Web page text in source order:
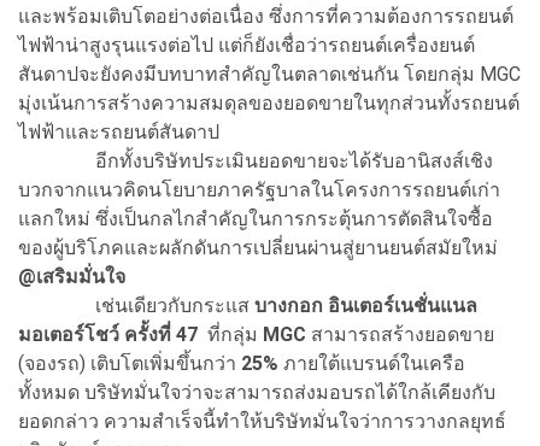
และพร้อมเติบโตอย่างต่อเนื่อง ซึ่งการที่ความต้องการรถยนต์
ไฟฟ้าน่าสูงรุนแรงต่อไป แต่ก็ยังเชื่อว่ารถยนต์เครื่องยนต์
สันดาปจะยังคงมีบทบาทสำคัญในตลาดเช่นกัน โดยกลุ่ม MGC
มุ่งเน้นการสร้างความสมดุลของยอดขายในทุกส่วนทั้งรถยนต์
ไฟฟ้าและรถยนต์สันดาป
อีกทั้งบริษัทประเมินยอดขายจะได้รับอานิสงส์เชิง
บวกจากแนวคิดนโยบายภาครัฐบาลในโครงการรถยนต์เก่า
แลกใหม่ ซึ่งเป็นกลไกสำคัญในการกระตุ้นการตัดสินใจซื้อ
ของผู้บริโภคและผลักดันการเปลี่ยนผ่านสู่ยานยนต์สมัยใหม่
@เสริมมั่นใจ
เช่นเดียวกับกระแส บางกอก อินเตอร์เนชั่นแนล
มอเตอร์โชว์ ครั้งที่ 47 ที่กลุ่ม MGC สามารถสร้างยอดขาย
(จองรถ) เติบโตเพิ่มขึ้นกว่า 25% ภายใต้แบรนด์ในเครือ
ทั้งหมด บริษัทมั่นใจว่าจะสามารถส่งมอบรถได้ใกล้เคียงกับ
ยอดกล่าว ความสำเร็จนี้ทำให้บริษัทมั่นใจว่าการวางกลยุทธ์